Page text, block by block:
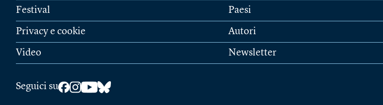
Festival
Privacy e cookie
Video
Paesi
Autori
Newsletter
Seguici su